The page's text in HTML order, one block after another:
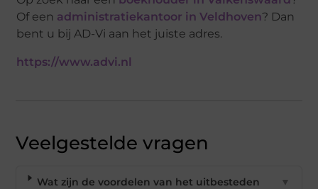
Of een administratiekantoor in Veldhoven? Dan
bent u bij AD-Vi aan het juiste adres.
https://www.advi.nl
Veelgestelde vragen
Wat zijn de voordelen van het uitbesteden
▼